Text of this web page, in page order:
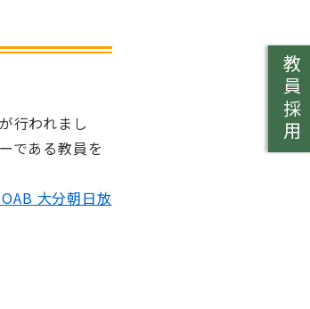
行われまし
である教員を
大分朝日放
教員採用